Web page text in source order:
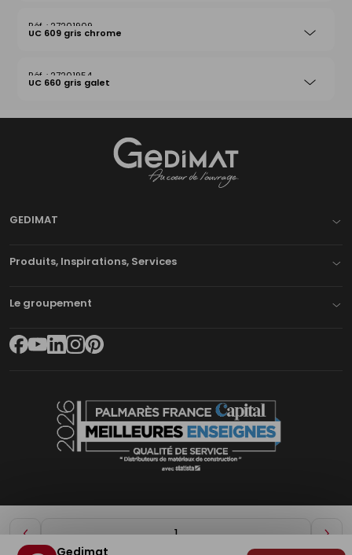
Diminuer
27201909
UC 609 gris chrome
27201954
UC 660 gris galet
GEDIMAT
Produits, Inspirations, Services
Le groupement
Gedimat